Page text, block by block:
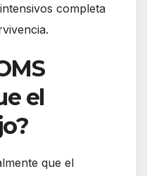
completa
el
que el